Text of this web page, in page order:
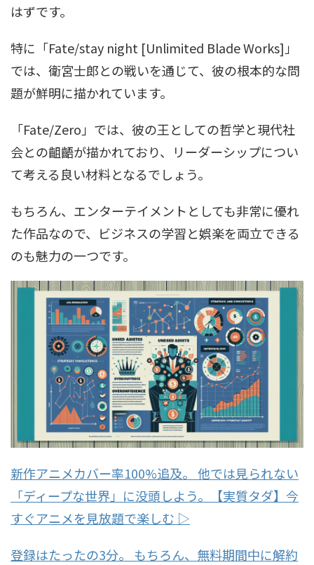
はずです。
特に「Fate/stay night [Unlimited Blade Works]」
では、衛宮士郎との戦いを通じて、彼の根本的な問
題が鮮明に描かれています。
「Fate/Zero」では、彼の王としての哲学と現代社
会との齟齬が描かれており、リーダーシップについ
て考える良い材料となるでしょう。
もちろん、エンターテイメントとしても非常に優れ
た作品なので、ビジネスの学習と娯楽を両立できる
のも魅力の一つです。
新作アニメカバー率100%追及。 他では見られない
「ディープな世界」に没頭しよう。【実質タダ】今
すぐアニメを見放題で楽しむ ▷
登録はたったの3分。 もちろん、無料期間中に解約